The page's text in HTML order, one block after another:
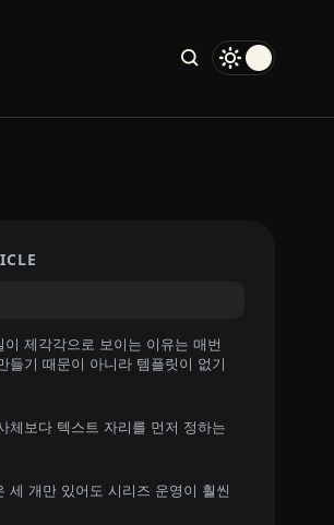
이 제각각으로 보이는 이유는 매번
들기 때문이 아니라 템플릿이 없기
체보다 텍스트 자리를 먼저 정하는
세 개만 있어도 시리즈 운영이 훨씬